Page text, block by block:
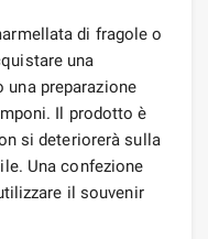
di fragole o
una
una preparazione
Il prodotto è
si deteriorerà sulla
Una confezione
il souvenir